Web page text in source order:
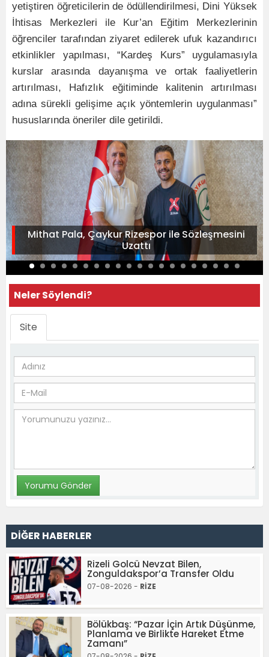
yetiştiren öğreticilerin de ödüllendirilmesi, Dini Yüksek
İhtisas Merkezleri ile Kur’an Eğitim Merkezlerinin
öğrenciler tarafından ziyaret edilerek ufuk kazandırıcı
etkinlikler yapılması, “Kardeş Kurs” uygulamasıyla
kurslar arasında dayanışma ve ortak faaliyetlerin
artırılması, Hafızlık eğitiminde kalitenin artırılması
adına sürekli gelişime açık yöntemlerin uygulanması”
hususlarında öneriler dile getirildi.
Mithat Pala, Çaykur Rizespor ile Sözleşmesini
Uzattı
Neler Söylendi?
Site
DİĞER HABERLER
Rizeli Golcü Nevzat Bilen,
Zonguldakspor’a Transfer Oldu
07-08-2026 - RİZE
Bölükbaş: “Pazar İçin Artık Düşünme,
Planlama ve Birlikte Hareket Etme
Zamanı”